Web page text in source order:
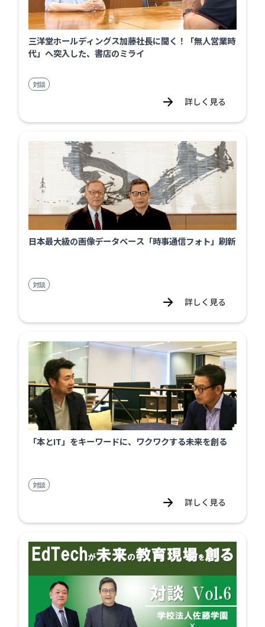
三洋堂ホールディングス加藤社長に聞く！「無人営業時
代」へ突入した、書店のミライ
対談
詳しく見る
日本最大級の画像データベース「時事通信フォト」刷新
対談
詳しく見る
「本とIT」をキーワードに、ワクワクする未来を創る
対談
詳しく見る